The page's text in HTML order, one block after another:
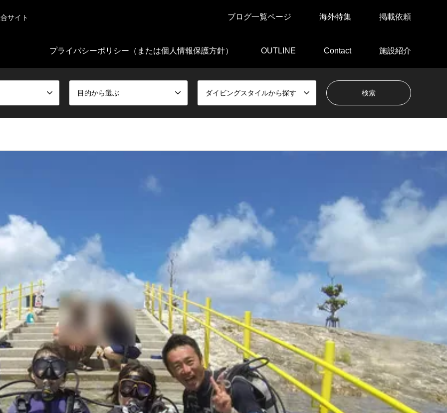
サイト ブログ一覧ページ 海外特集 掲載依頼
プライバシーポリシー（または個人情報保護方針） OUTLINE Contact 施設紹介
目的から選ぶ ダイビングスタイルから探す